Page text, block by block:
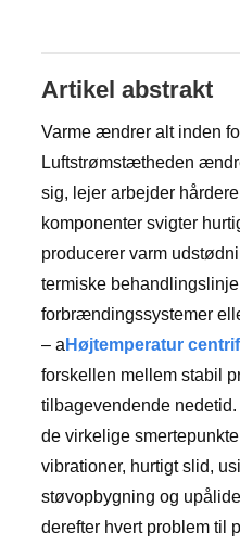
Artikel abstrakt
Varme ændrer alt inden
Luftstrømstætheden
sig, lejer arbejder
komponenter svigter
producerer varm
termiske
forbrændingssystemer
– a Højtemperatur
forskellen mellem stabil
tilbagevendende
de virkelige
vibrationer, hurtigt slid,
støvopbygning og
derefter hvert problem til